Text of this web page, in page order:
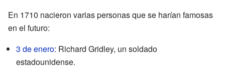
En 1710 nacieron varias personas que se harían famosas
en el futuro:
3 de enero: Richard Gridley, un soldado
estadounidense.